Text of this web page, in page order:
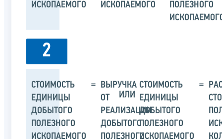
ИСКОПАЕМОГО
ИСКОПАЕМОГО
ПОЛЕЗНОГО
2
СТОИМОСТЬ
ЕДИНИЦЫ
ДОБЫТОГО
ПОЛЕЗНОГО
ИСКОПАЕМОГО
= ВЫРУЧКА
ОТ
РЕАЛИЗАЦИИ
ДОБЫТОГО
ПОЛЕЗНОГО
ИЛИ
СТОИМОСТЬ
ЕДИНИЦЫ
ДОБЫТОГО
ПОЛЕЗНОГО
ИСКОПАЕМОГО
=